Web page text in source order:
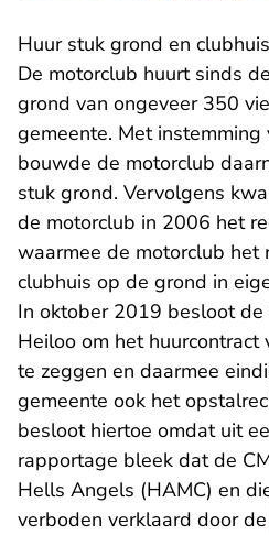
Huur stuk grond en clubhuis
De motorclub huurt sinds
grond van ongeveer 350
gemeente. Met
bouwde de motorclub
stuk grond. Vervolgens
de motorclub in 2006 het
waarmee de motorclub het
clubhuis op de grond in
In oktober 2019 besloot
Heiloo om het
te zeggen en daarmee
gemeente ook het
besloot hiertoe omdat uit
rapportage bleek dat de
Hells Angels (HAMC) en
verboden verklaard door de